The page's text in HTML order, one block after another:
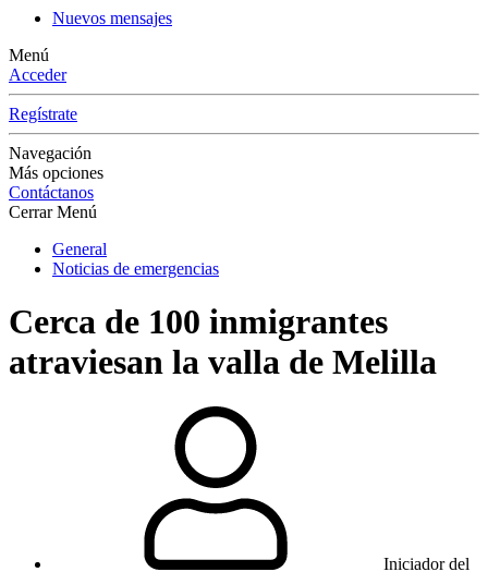
Nuevos mensajes
Menú
Acceder
Regístrate
Navegación
Más opciones
Contáctanos
Cerrar Menú
General
Noticias de emergencias
Cerca de 100 inmigrantes
atraviesan la valla de Melilla
Iniciador del